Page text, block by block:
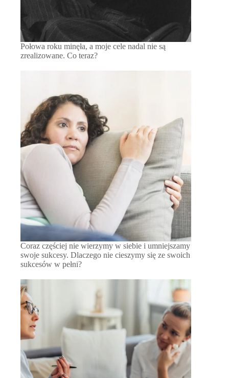
Połowa roku minęła, a moje cele nadal nie są
zrealizowane. Co teraz?
Coraz częściej nie wierzymy w siebie i umniejszamy
swoje sukcesy. Dlaczego nie cieszymy się ze swoich
sukcesów w pełni?